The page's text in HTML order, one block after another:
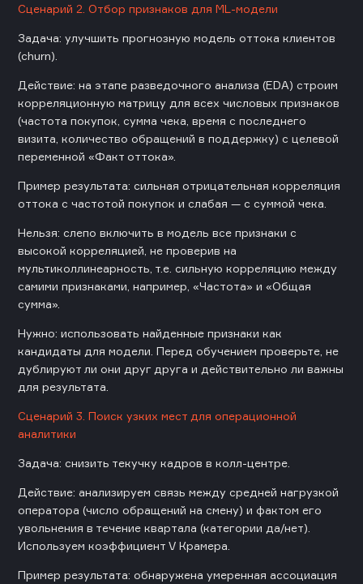
Сценарий 2. Отбор признаков для ML-модели
Задача: улучшить прогнозную модель оттока клиентов
(churn).
Действие: на этапе разведочного анализа (EDA) строим
корреляционную матрицу для всех числовых признаков
(частота покупок, сумма чека, время с последнего
визита, количество обращений в поддержку) с целевой
переменной «Факт оттока».
Пример результата: сильная отрицательная корреляция
оттока с частотой покупок и слабая — с суммой чека.
Нельзя: слепо включить в модель все признаки с
высокой корреляцией, не проверив на
мультиколлинеарность, т.е. сильную корреляцию между
самими признаками, например, «Частота» и «Общая
сумма».
Нужно: использовать найденные признаки как
кандидаты для модели. Перед обучением проверьте, не
дублируют ли они друг друга и действительно ли важны
для результата.
Сценарий 3. Поиск узких мест для операционной
аналитики
Задача: снизить текучку кадров в колл-центре.
Действие: анализируем связь между средней нагрузкой
оператора (число обращений на смену) и фактом его
увольнения в течение квартала (категории да/нет).
Используем коэффициент V Крамера.
Пример результата: обнаружена умеренная ассоциация